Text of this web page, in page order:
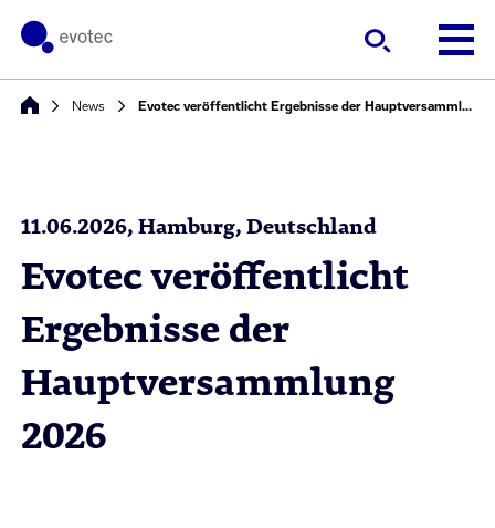
News Evotec veröffentlicht Ergebnisse der Hauptversammlung 2026
11.06.2026, Hamburg, Deutschland
Evotec veröffentlicht
Ergebnisse der
Hauptversammlung
2026